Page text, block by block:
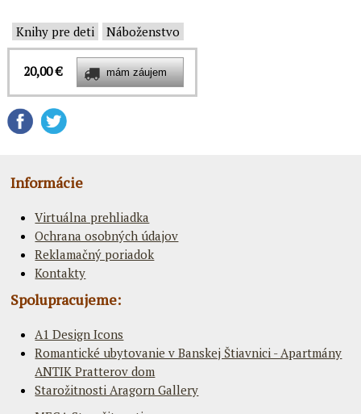
Knihy pre deti Náboženstvo
20,00 €
Informácie
Virtuálna prehliadka
Ochrana osobných údajov
Reklamačný poriadok
Kontakty
Spolupracujeme:
A1 Design Icons
Romantické ubytovanie v Banskej Štiavnici - Apartmány
ANTIK Pratterov dom
Starožitnosti Aragorn Gallery